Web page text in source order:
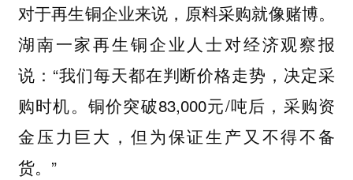
对于再生铜企业来说，原料采购就像赌博。
湖南一家再生铜企业人士对经济观察报
说：“我们每天都在判断价格走势，决定采
购时机。铜价突破83,000元/吨后，采购资
金压力巨大，但为保证生产又不得不备
货。”